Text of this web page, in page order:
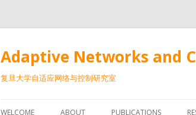
Adaptive Networks and
复旦大学自适应网络与控制研究室
WELCOME ABOUT PUBLICATIONS